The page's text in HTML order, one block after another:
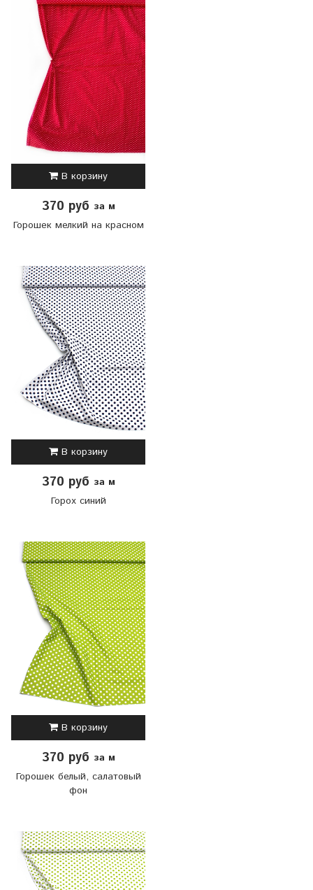
В корзину
370 руб за м
Горошек мелкий на красном
В корзину
370 руб за м
Горох синий
В корзину
370 руб за м
Горошек белый, салатовый
фон